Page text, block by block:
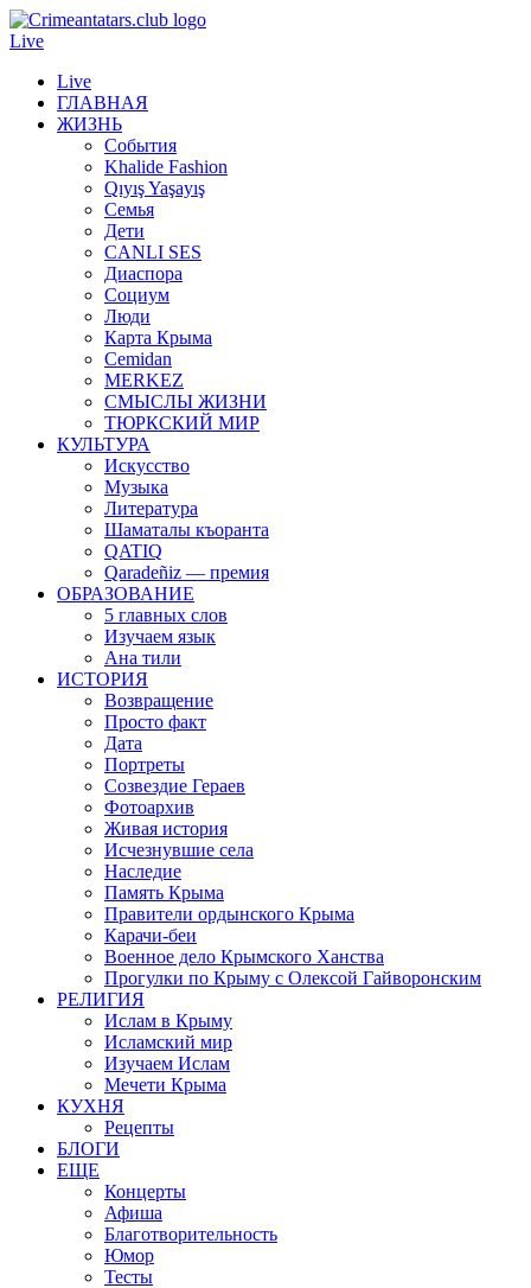
Live
Live
ГЛАВНАЯ
ЖИЗНЬ
События
Khalide Fashion
Qıyış Yaşayış
Семья
Дети
CANLI SES
Диаспора
Социум
Люди
Карта Крыма
Cemidan
МERKEZ
СМЫСЛЫ ЖИЗНИ
ТЮРКСКИЙ МИР
КУЛЬТУРА
Искусство
Музыка
Литература
Шаматалы къоранта
QATIQ
Qaradeñiz — премия
ОБРАЗОВАНИЕ
5 главных слов
Изучаем язык
Ана тили
ИСТОРИЯ
Возвращение
Просто факт
Дата
Портреты
Созвездие Гераев
Фотоархив
Живая история
Исчезнувшие села
Наследие
Память Крыма
Правители ордынского Крыма
Карачи-беи
Военное дело Крымского Ханства
Прогулки по Крыму с Олексой Гайворонским
РЕЛИГИЯ
Ислам в Крыму
Исламский мир
Изучаем Ислам
Мечети Крыма
КУХНЯ
Рецепты
БЛОГИ
ЕЩЕ
Концерты
Афиша
Благотворительность
Юмор
Тесты